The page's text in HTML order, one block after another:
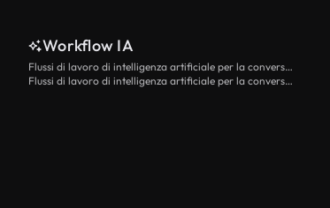
Workflow IA
Flussi di lavoro di intelligenza artificiale per la conversione da testo a video
Flussi di lavoro di intelligenza artificiale per la conversione di immagini in video